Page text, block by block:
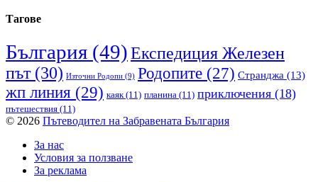
Тагове
България (49)Експедиция Железен
път(30) Източни Родопи (9) Родопите (27) Странджа (13)
жп линия (29) каяк(11) планина (11) приключения (18)
пътешествия (11)
© 2026 Пътеводител на Забравената България
За нас
Условия за ползване
За реклама